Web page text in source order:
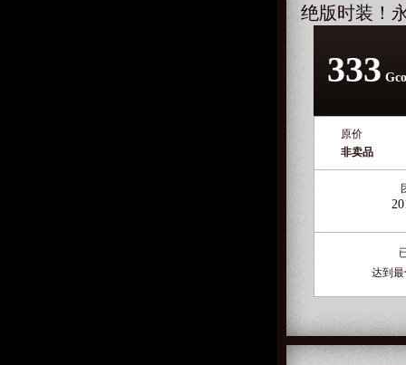
绝版时装！
333
原价
非卖品
达到最